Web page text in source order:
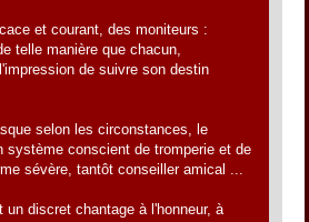
et courant, des moniteurs :
telle manière que chacun,
de suivre son destin
selon les circonstances, le
système conscient de tromperie et de
sévère, tantôt conseiller amical ...
un discret chantage à l'honneur, à